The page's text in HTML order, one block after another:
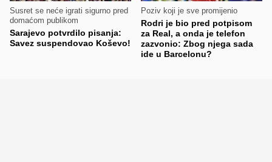
Susret se neće igrati sigurno pred
domaćom publikom
Sarajevo potvrdilo pisanja:
Savez suspendovao Koševo!
Poziv koji je sve promijenio
Rodri je bio pred potpisom
za Real, a onda je telefon
zazvonio: Zbog njega sada
ide u Barcelonu?